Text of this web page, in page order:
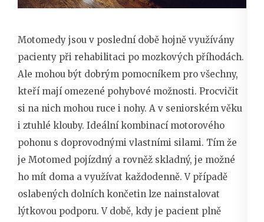
Motomedy jsou v poslední době hojně využívány
pacienty při rehabilitaci po mozkových příhodách.
Ale mohou být dobrým pomocníkem pro všechny,
kteří mají omezené pohybové možnosti. Procvičit
si na nich mohou ruce i nohy. A v seniorském věku
i ztuhlé klouby. Ideální kombinací motorového
pohonu s doprovodnými vlastními silami. Tím že
je Motomed pojízdný a rovněž skladný, je možné
ho mít doma a využívat každodenně. V případě
oslabených dolních končetin lze nainstalovat
lýtkovou podporu. V době, kdy je pacient plně